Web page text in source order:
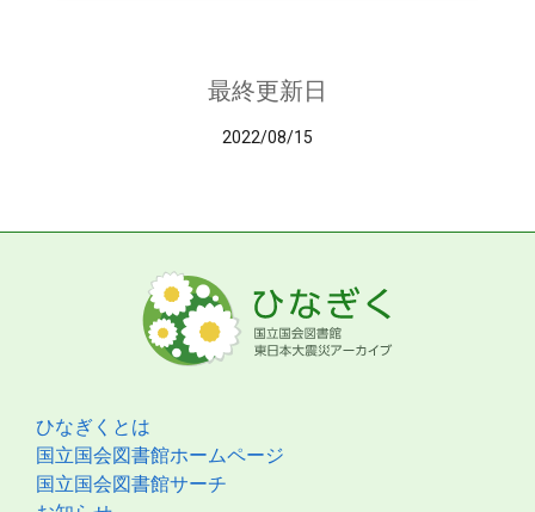
最終更新日
2022/08/15
ひなぎくとは
国立国会図書館ホームページ
国立国会図書館サーチ